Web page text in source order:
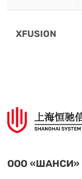
XFUSION
ООО «ШАНСИ»